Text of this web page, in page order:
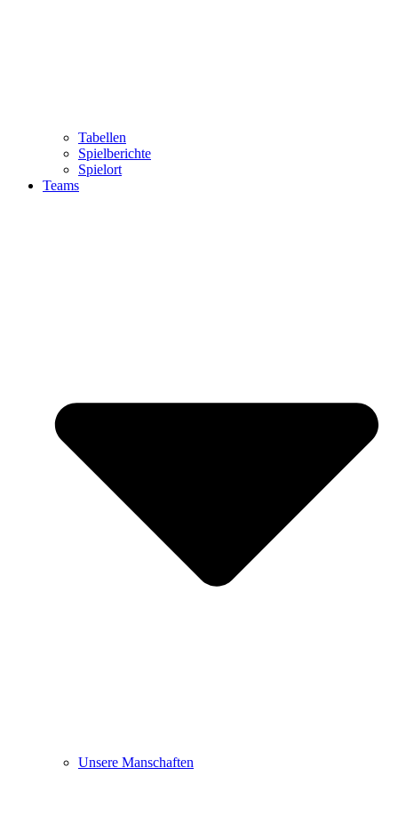
Tabellen
Spielberichte
Spielort
Teams
Unsere Manschaften